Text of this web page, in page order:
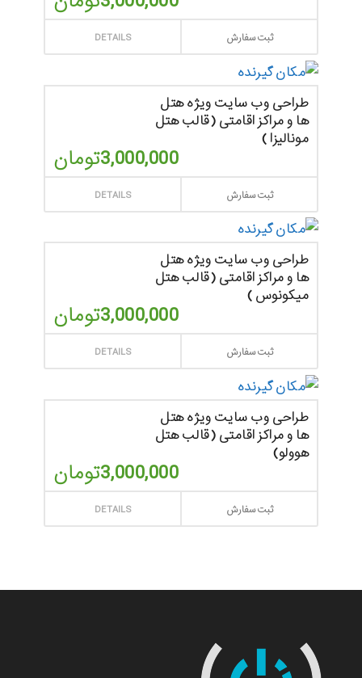
DETAILS ثبت سفارش
طراحی وب سایت ویژه هتل
ها و مراکز اقامتی (قالب هتل
مونالیزا )
3,000,000تومان
DETAILS ثبت سفارش
طراحی وب سایت ویژه هتل
ها و مراکز اقامتی (قالب هتل
میکونوس )
3,000,000تومان
DETAILS ثبت سفارش
طراحی وب سایت ویژه هتل
ها و مراکز اقامتی (قالب هتل
هوولو)
3,000,000تومان
DETAILS ثبت سفارش